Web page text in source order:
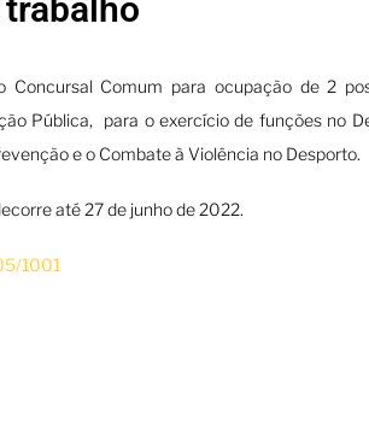
Concursal Comum para ocupação de 2
Pública, para o exercício de funções no
e o Combate à Violência no Desporto.
até 27 de junho de 2022.
1001